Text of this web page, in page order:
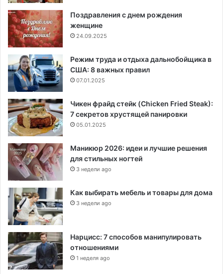
Поздравления с днем рождения
женщине
24.09.2025
Режим труда и отдыха дальнобойщика в
США: 8 важных правил
07.01.2025
Чикен фрайд стейк (Chicken Fried Steak):
7 секретов хрустящей панировки
05.01.2025
Маникюр 2026: идеи и лучшие решения
для стильных ногтей
3 недели ago
Как выбирать мебель и товары для дома
3 недели ago
Нарцисс: 7 способов манипулировать
отношениями
1 неделя ago